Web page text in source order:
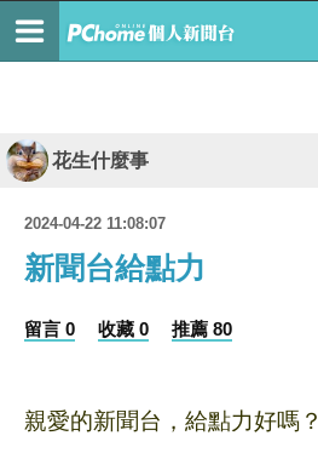
花生什麼事
2024-04-22 11:08:07
新聞台給點力
留言 0 收藏 0 推薦 80
親愛的新聞台，給點力好嗎？